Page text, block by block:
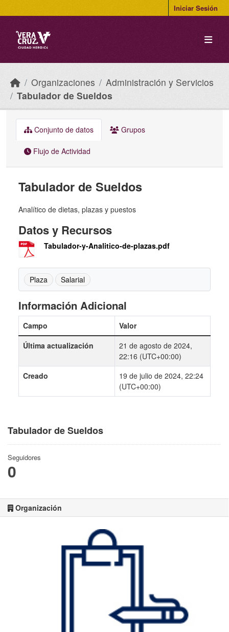
Iniciar Sesión
Organizaciones
Administración y Servicios
Tabulador de Sueldos
Tabulador de Sueldos
Seguidores
0
Organización
Conjunto de datos Grupos
Flujo de Actividad
Tabulador de Sueldos
Analítico de dietas, plazas y puestos
Datos y Recursos
Tabulador-y-Analitico-de-plazas.pdf
Plaza Salarial
Información Adicional
Campo
Valor
Última actualización
21 de agosto de 2024,
22:16 (UTC+00:00)
Creado
19 de julio de 2024, 22:24
(UTC+00:00)